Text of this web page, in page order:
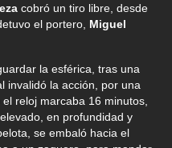
cobró un tiro libre, desde
el portero, Miguel
la esférica, tras una
invalidó la acción, por una
reloj marcaba 16 minutos,
en profundidad y
se embaló hacia el